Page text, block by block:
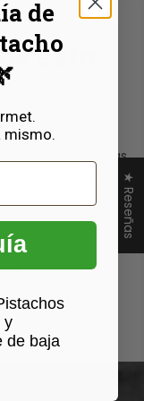
está
Encontrarás
"Página de la ★ Reseñas
de
mismo.
y
de baja